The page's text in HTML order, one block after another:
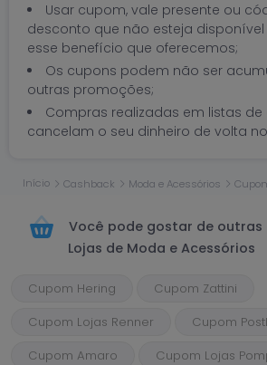
Início Cashback Moda e Acessórios
Usar cupom, vale presente ou
desconto que não esteja disponível
esse benefício que oferecemos;
Os cupons podem não ser
outras promoções;
Compras realizadas em listas
cancelam o seu dinheiro de volta
Você pode gostar de outras
Lojas de Moda e Acessórios
Cupom Hering
Cupom Zattini
Cupom Lojas Renner
Cupom
Cupom Amaro
Cupom Lojas